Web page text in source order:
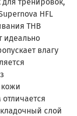
HFL
THB
идеально
влагу
кожи
слой